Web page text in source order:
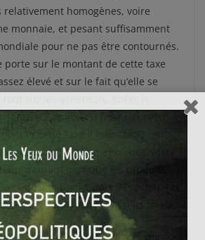
relativement homogènes, voire
monnaie, et pesant suffisamment
pour ne pas être contournés.
porte sur le montant de cette taxe
élevé et sur le fait qu’elle se
du milieu financier reste
cette taxe il faut savoir qui
vendeur, une information qui n’est
d’autant plus que les produits
et qu’une bonne part des échanges
se font dans l’opacité la plus totale.
de la taxe Tobin ont donc